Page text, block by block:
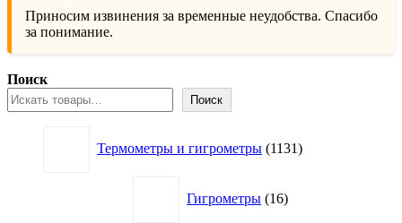
Приносим извинения за временные неудобства. Спасибо
за понимание.
Поиск
Поиск
Термометры и гигрометры 1131товар
Гигрометры 16товаров